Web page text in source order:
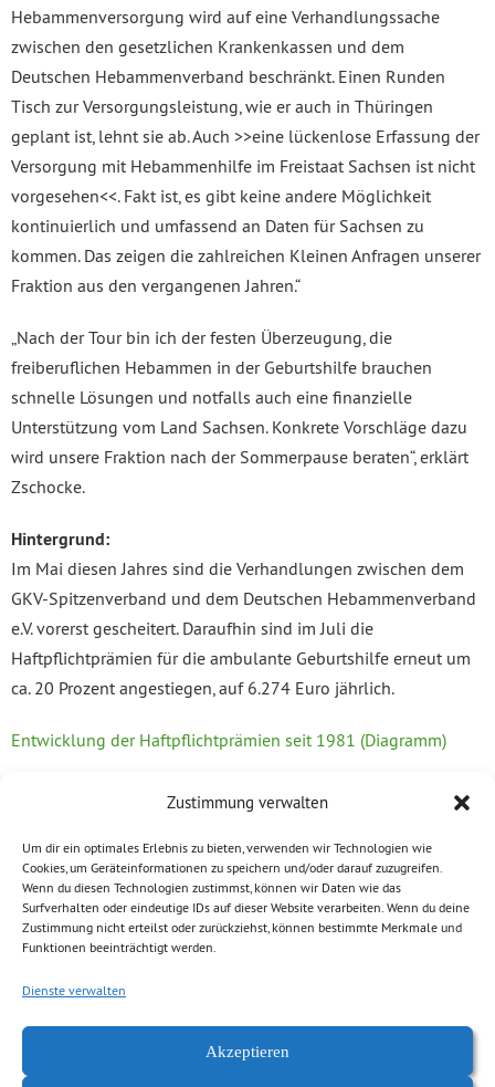
Zustimmung verwalten
Um dir ein optimales Erlebnis zu bieten, verwenden wir Technologien wie
Cookies, um Geräteinformationen zu speichern und/oder darauf zuzugreifen.
Wenn du diesen Technologien zustimmst, können wir Daten wie das
Surfverhalten oder eindeutige IDs auf dieser Website verarbeiten. Wenn du deine
Zustimmung nicht erteilst oder zurückziehst, können bestimmte Merkmale und
Funktionen beeinträchtigt werden.
Dienste verwalten
Akzeptieren
Hebammenversorgung wird auf eine Verhandlungssache
zwischen den gesetzlichen Krankenkassen und dem
Deutschen Hebammenverband beschränkt. Einen Runden
Tisch zur Versorgungsleistung, wie er auch in Thüringen
geplant ist, lehnt sie ab. Auch >>eine lückenlose Erfassung der
Versorgung mit Hebammenhilfe im Freistaat Sachsen ist nicht
vorgesehen<<. Fakt ist, es gibt keine andere Möglichkeit
kontinuierlich und umfassend an Daten für Sachsen zu
kommen. Das zeigen die zahlreichen Kleinen Anfragen unserer
Fraktion aus den vergangenen Jahren.“
„Nach der Tour bin ich der festen Überzeugung, die
freiberuflichen Hebammen in der Geburtshilfe brauchen
schnelle Lösungen und notfalls auch eine finanzielle
Unterstützung vom Land Sachsen. Konkrete Vorschläge dazu
wird unsere Fraktion nach der Sommerpause beraten“, erklärt
Zschocke.
Hintergrund:
Im Mai diesen Jahres sind die Verhandlungen zwischen dem
GKV-Spitzenverband und dem Deutschen Hebammenverband
e.V. vorerst gescheitert. Daraufhin sind im Juli die
Haftpflichtprämien für die ambulante Geburtshilfe erneut um
ca. 20 Prozent angestiegen, auf 6.274 Euro jährlich.
Entwicklung der Haftpflichtprämien seit 1981 (Diagramm)
Die GRÜNE-Landtagsfraktion war im Juli 2015 vier Tage auf
vor allem die Regionen im Freistaat besucht, die laut
Einschätzung des Sächsischen Hebammenverbandes e. V.
unter einem besonders gravierenden Mangel an Hebammen
leiden.
Mehr zur Hebammen-Tour 2015
GRÜNER Antrag „Ambulante Geburtshilfe und
Hebammenversorgung in Sachsen sicherstellen“ (Drs. 6/1874)